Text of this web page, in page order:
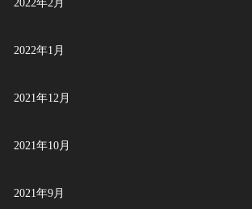
2022年2月
2022年1月
2021年12月
2021年10月
2021年9月